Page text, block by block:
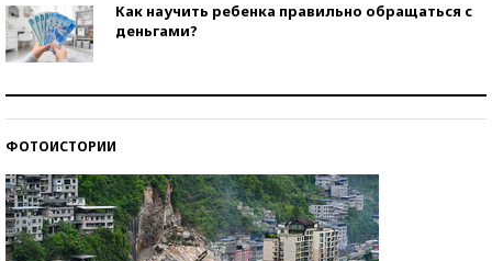
Как научить ребенка правильно обращаться с
деньгами?
ФОТОИСТОРИИ